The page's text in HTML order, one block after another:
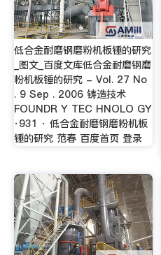
低合金耐磨钢磨粉机板锤的研究
_图文_百度文库低合金耐磨钢磨
粉机板锤的研究 - Vol. 27 No
. 9 Sep . 2006 铸造技术
FOUNDR Y TEC HNOLO GY
·931 · 低合金耐磨钢磨粉机板
锤的研究 范春 百度首页 登录